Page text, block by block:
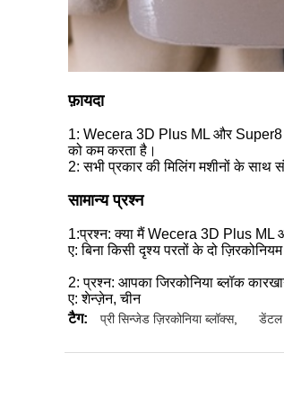
फ़ायदा
1: Wecera 3D Plus ML और Super8
को कम करता है।
2: सभी प्रकार की मिलिंग मशीनों के
सामान्य प्रश्न
1:प्रश्न: क्या मैं Wecera 3D Plus ML
ए: बिना किसी दृश्य परतों के दो
2: प्रश्न: आपका जिरकोनिया ब्लॉक
ए: शेन्ज़ेन, चीन
टैग:
प्री सिन्जेड ज़िरकोनिया ब्लॉक्स, डेंटल